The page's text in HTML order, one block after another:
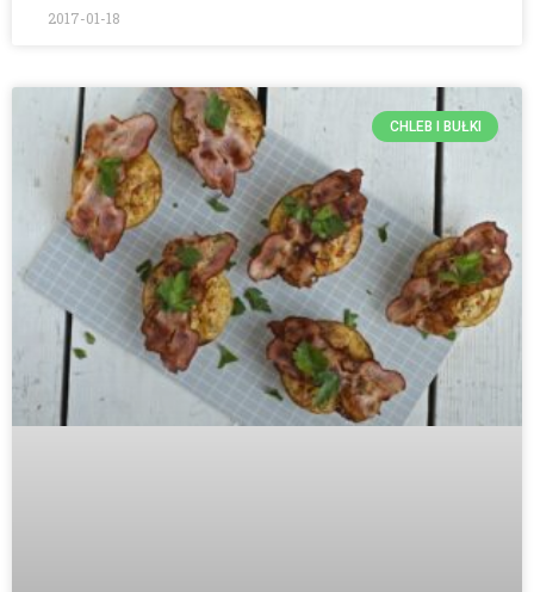
2017-01-18
CHLEB I BUŁKI